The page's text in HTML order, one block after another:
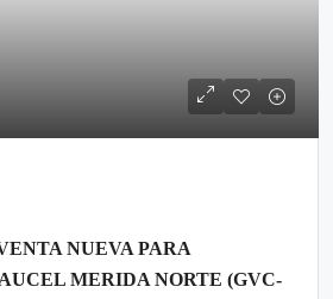
NUEVA PARA
MERIDA NORTE (GVC-